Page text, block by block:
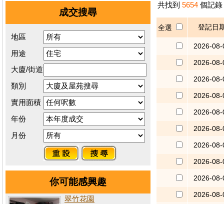
成交搜尋
地區
用途
大廈/街道
類別
實用面積
年份
月份
你可能感興趣
翠竹花園
共找到 5654 個記錄
全選 登記日
2026-08-
2026-08-
2026-08-
2026-08-
2026-08-
2026-08-
2026-08-
2026-08-
2026-08-
2026-08-